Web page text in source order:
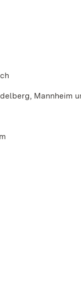
Mannheim